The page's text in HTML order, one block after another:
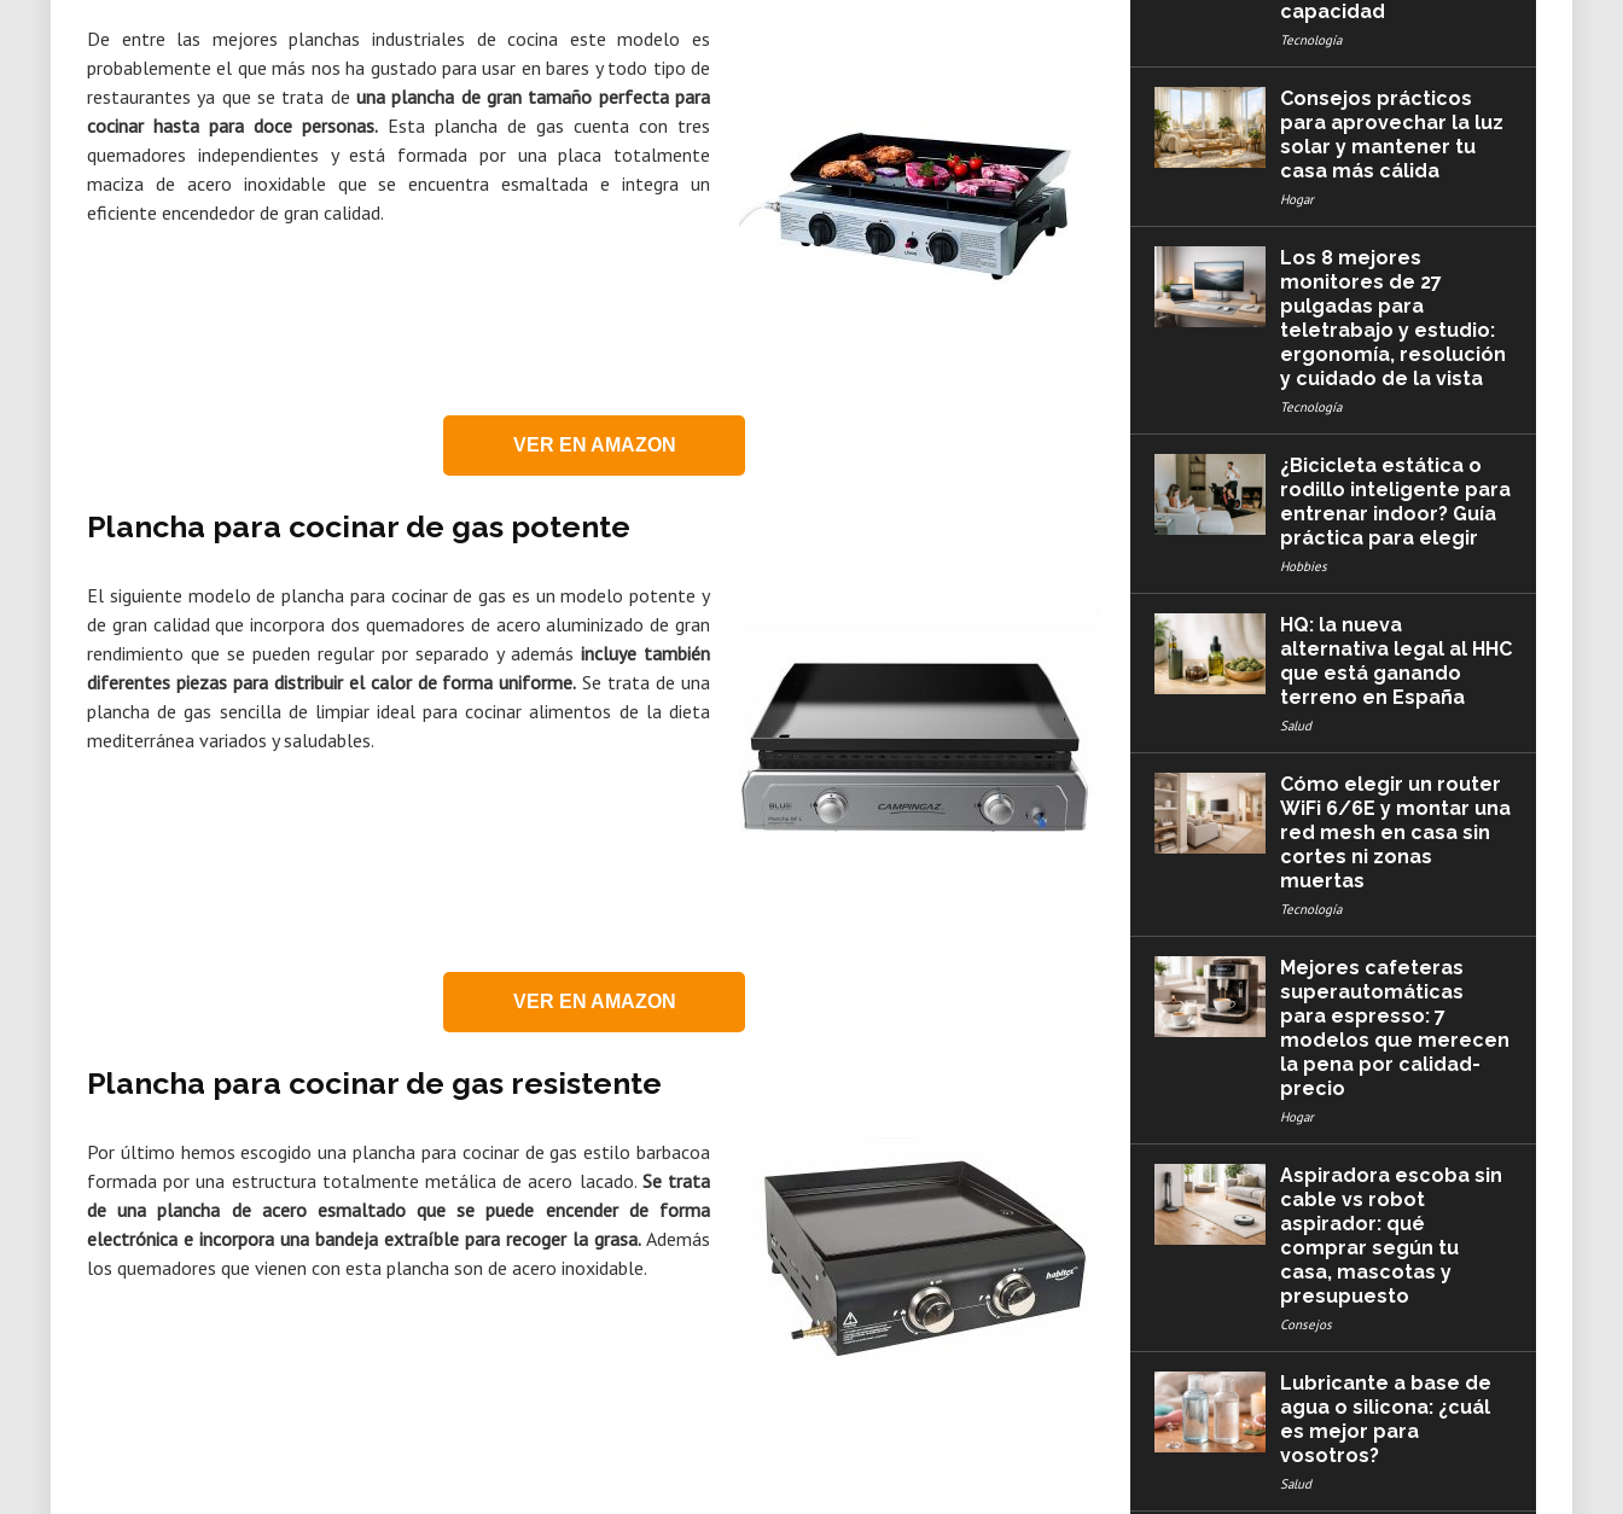
De entre las mejores planchas industriales de cocina este modelo es
probablemente el que más nos ha gustado para usar en bares y todo tipo de
restaurantes ya que se trata de una plancha de gran tamaño perfecta para
cocinar hasta para doce personas. Esta plancha de gas cuenta con tres
quemadores independientes y está formada por una placa totalmente
maciza de acero inoxidable que se encuentra esmaltada e integra un
eficiente encendedor de gran calidad.
VER EN AMAZON
Plancha para cocinar de gas potente
El siguiente modelo de plancha para cocinar de gas es un modelo potente y
de gran calidad que incorpora dos quemadores de acero aluminizado de gran
rendimiento que se pueden regular por separado y además incluye también
diferentes piezas para distribuir el calor de forma uniforme. Se trata de una
plancha de gas sencilla de limpiar ideal para cocinar alimentos de la dieta
mediterránea variados y saludables.
VER EN AMAZON
Plancha para cocinar de gas resistente
Por último hemos escogido una plancha para cocinar de gas estilo barbacoa
formada por una estructura totalmente metálica de acero lacado. Se trata
de una plancha de acero esmaltado que se puede encender de forma
electrónica e incorpora una bandeja extraíble para recoger la grasa. Además
los quemadores que vienen con esta plancha son de acero inoxidable.
capacidad
Tecnología
Consejos prácticos
para aprovechar la luz
solar y mantener tu
casa más cálida
Hogar
Los 8 mejores
monitores de 27
pulgadas para
teletrabajo y estudio:
ergonomía, resolución
y cuidado de la vista
Tecnología
¿Bicicleta estática o
rodillo inteligente para
entrenar indoor? Guía
práctica para elegir
Hobbies
HQ: la nueva
alternativa legal al HHC
que está ganando
terreno en España
Salud
Cómo elegir un router
WiFi 6/6E y montar una
red mesh en casa sin
cortes ni zonas
muertas
Tecnología
Mejores cafeteras
superautomáticas
para espresso: 7
modelos que merecen
la pena por calidad-
precio
Hogar
Aspiradora escoba sin
cable vs robot
aspirador: qué
comprar según tu
casa, mascotas y
presupuesto
Consejos
Lubricante a base de
agua o silicona: ¿cuál
es mejor para
vosotros?
Salud